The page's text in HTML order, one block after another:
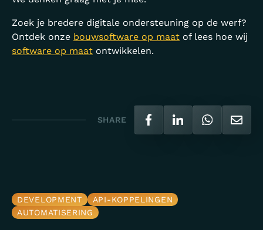
Zoek je bredere digitale ondersteuning op de werf?
Ontdek onze bouwsoftware op maat of lees hoe wij
software op maat ontwikkelen.
SHARE
DEVELOPMENT
API-KOPPELINGEN
AUTOMATISERING